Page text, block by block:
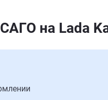
на Lada